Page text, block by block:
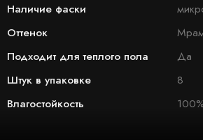
Наличие фаски
Оттенок
Подходит для теплого пола
Да
Штук в упаковке
8
Влагостойкость
100%